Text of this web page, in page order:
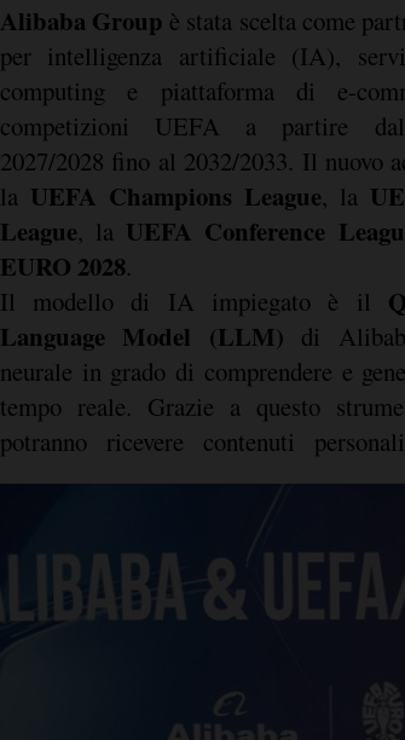
Alibaba Group è stata scelta come
per intelligenza artificiale (IA),
computing e piattaforma di e-
competizioni UEFA a partire
2027/2028 fino al 2032/2033. Il nuovo
la UEFA Champions League, la
League, la UEFA Conference
EURO 2028.
Il modello di IA impiegato è il
Language Model (LLM) di
neurale in grado di comprendere e
tempo reale. Grazie a questo
potranno ricevere contenuti